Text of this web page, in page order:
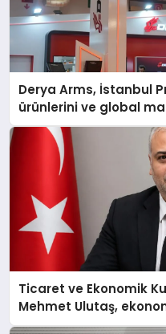
Derya Arms, İstanbul
ürünlerini ve global
Ticaret ve Ekonomik
Mehmet Ulutaş,
açıklamada şunları